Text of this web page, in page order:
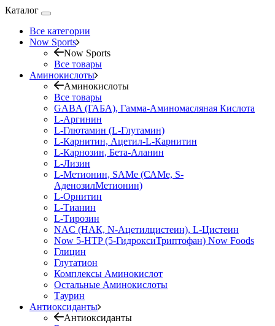
Каталог
Все категории
Now Sports
Now Sports
Все товары
Аминокислоты
Аминокислоты
Все товары
GABA (ГАБА), Гамма-Аминомасляная Кислота
L-Аргинин
L-Глютамин (L-Глутамин)
L-Карнитин, Ацетил-L-Карнитин
L-Карнозин, Бета-Аланин
L-Лизин
L-Метионин, SAMe (САМе, S-
АденозилМетионин)
L-Орнитин
L-Тианин
L-Тирозин
NAC (НАК, N-Ацетилцистеин), L-Цистеин
Now 5-HTP (5-ГидроксиТриптофан) Now Foods
Глицин
Глутатион
Комплексы Аминокислот
Остальные Аминокислоты
Таурин
Антиоксиданты
Антиоксиданты